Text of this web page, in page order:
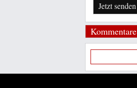
Jetzt senden
Kommentare